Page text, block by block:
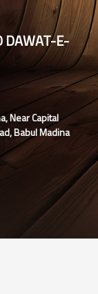
DAWAT-E-
Near Capital
Babul Madina